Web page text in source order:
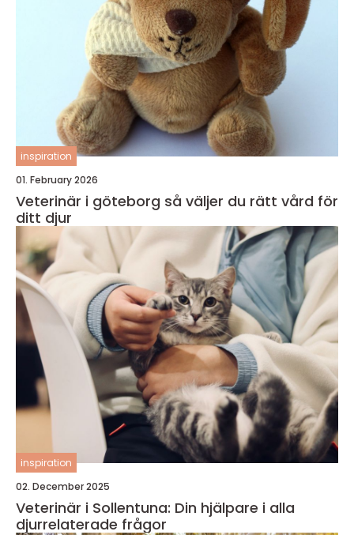
inspiration
01. February 2026
Veterinär i göteborg så väljer du rätt vård för
ditt djur
inspiration
02. December 2025
Veterinär i Sollentuna: Din hjälpare i alla
djurrelaterade frågor